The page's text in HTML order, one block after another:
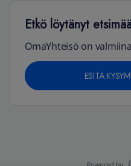
Etkö löytänyt
OmaYhteisö on
ESITÄ